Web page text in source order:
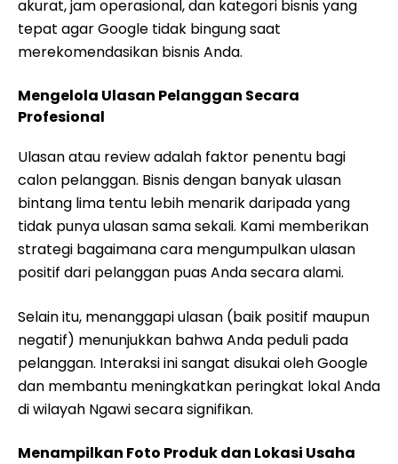
akurat, jam operasional, dan kategori bisnis yang
tepat agar Google tidak bingung saat
merekomendasikan bisnis Anda.
Mengelola Ulasan Pelanggan Secara
Profesional
Ulasan atau review adalah faktor penentu bagi
calon pelanggan. Bisnis dengan banyak ulasan
bintang lima tentu lebih menarik daripada yang
tidak punya ulasan sama sekali. Kami memberikan
strategi bagaimana cara mengumpulkan ulasan
positif dari pelanggan puas Anda secara alami.
Selain itu, menanggapi ulasan (baik positif maupun
negatif) menunjukkan bahwa Anda peduli pada
pelanggan. Interaksi ini sangat disukai oleh Google
dan membantu meningkatkan peringkat lokal Anda
di wilayah Ngawi secara signifikan.
Menampilkan Foto Produk dan Lokasi Usaha